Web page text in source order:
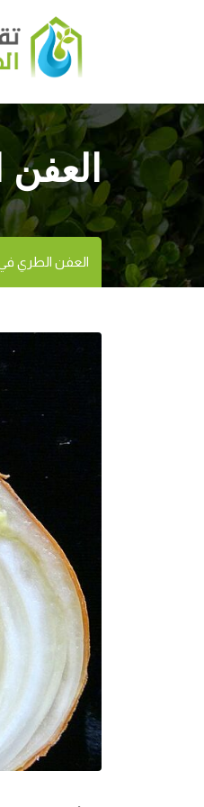
العفن
العفن الطري